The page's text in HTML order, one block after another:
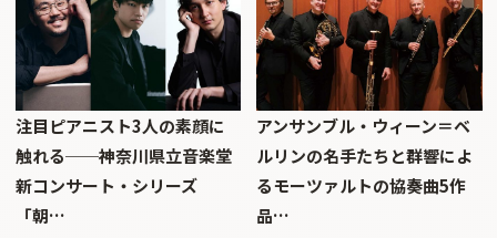
注目ピアニスト3人の素顔に
触れる──神奈川県立音楽堂
新コンサート・シリーズ
「朝…
アンサンブル・ウィーン＝ベ
ルリンの名手たちと群響によ
るモーツァルトの協奏曲5作
品…